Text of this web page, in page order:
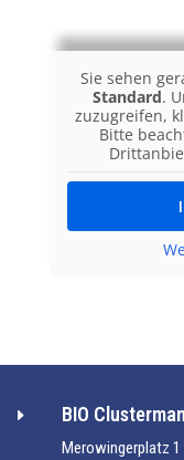
Sie sehen
Standard.
zuzugreifen,
Bitte
E BIO
Merowingerplatz 1